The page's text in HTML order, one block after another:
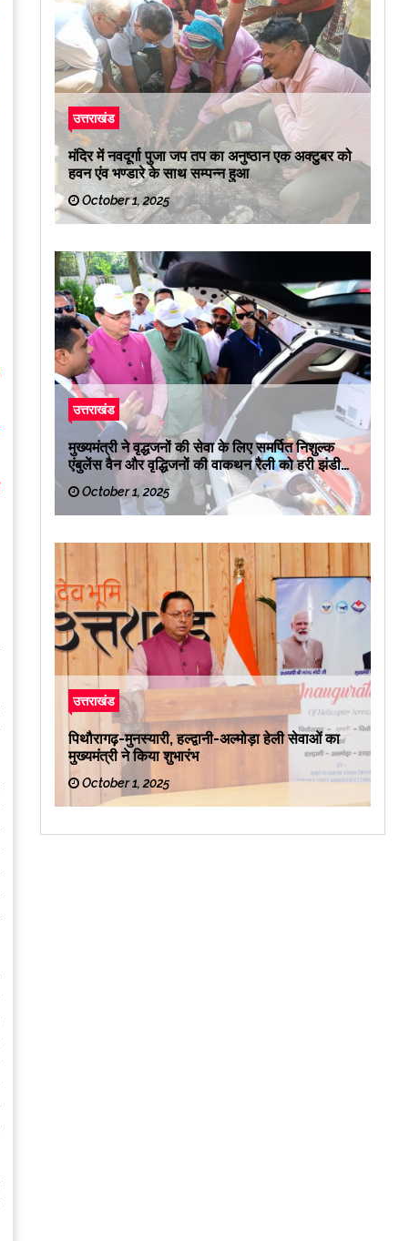
उत्तराखंड
मंदिर में नवदूर्गा पुजा जप तप का अनुष्ठान एक अक्टुबर को
हवन एंव भण्डारे के साथ सम्पन्न हुआ
October 1, 2025
उत्तराखंड
मुख्यमंत्री ने वृद्धजनों की सेवा के लिए समर्पित निशुल्क
एंबुलेंस वैन और वृद्धिजनों की वाकथन रैली को हरी झंडी
दिखाकर रवाना किया
October 1, 2025
उत्तराखंड
पिथौरागढ़-मुनस्यारी, हल्द्वानी-अल्मोड़ा हेली सेवाओं का
मुख्यमंत्री ने किया शुभारंभ
October 1, 2025